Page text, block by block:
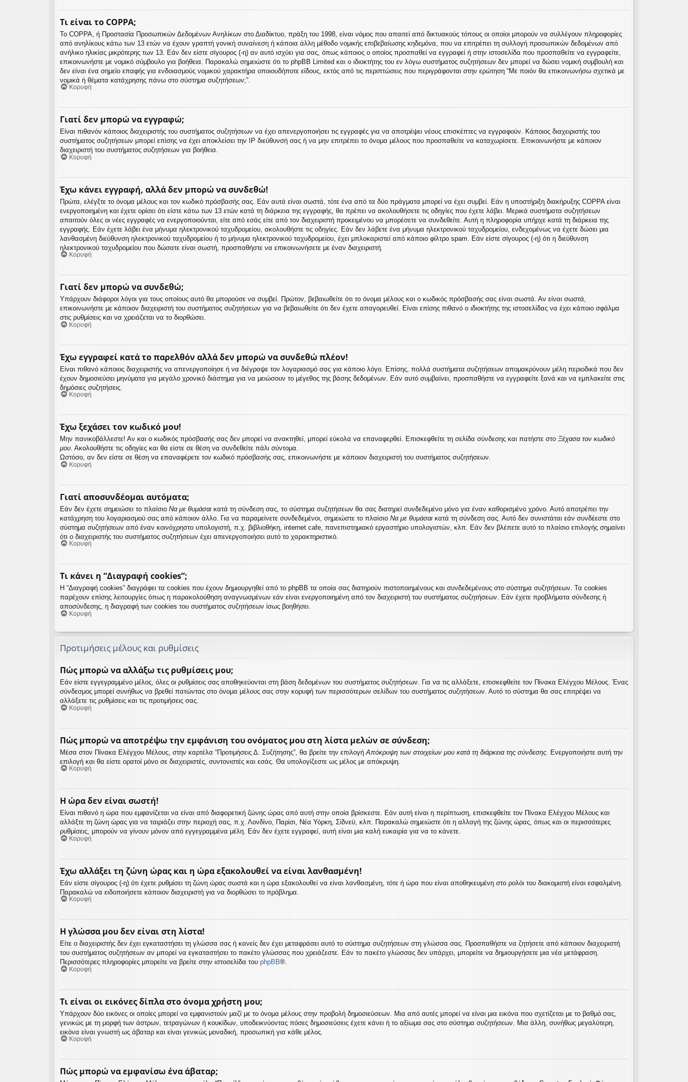
Τι είναι το COPPA;
Το COPPA, ή Προστασία Προσωπικών Δεδομένων Ανηλίκων στο Διαδίκτυο, πράξη του 1998, είναι νόμος που απαιτεί από δικτυακούς τόπους οι οποίοι μπορούν να συλλέγουν πληροφορίες
από ανηλίκους κάτω των 13 ετών να έχουν γραπτή γονική συναίνεση ή κάποια άλλη μέθοδο νομικής επιβεβαίωσης κηδεμόνα, που να επιτρέπει τη συλλογή προσωπικών δεδομένων από
ανήλικο ηλικίας μικρότερης των 13. Εάν δεν είστε σίγουρος (-η) αν αυτό ισχύει για σας, όπως κάποιος ο οποίος προσπαθεί να εγγραφεί ή στην ιστοσελίδα που προσπαθείτε να εγγραφείτε,
επικοινωνήστε με νομικό σύμβουλο για βοήθεια. Παρακαλώ σημειώστε ότι το phpBB Limited και ο ιδιοκτήτης του εν λόγω συστήματος συζητήσεων δεν μπορεί να δώσει νομική συμβουλή και
δεν είναι ένα σημείο επαφής για ενδοιασμούς νομικού χαρακτήρα οποιουδήποτε είδους, εκτός από τις περιπτώσεις που περιγράφονται στην ερώτηση “Με ποιόν θα επικοινωνήσω σχετικά με
νομικά ή θέματα κατάχρησης πάνω στο σύστημα συζητήσεων;”.
Κορυφή
Γιατί δεν μπορώ να εγγραφώ;
Είναι πιθανόν κάποιος διαχειριστής του συστήματος συζητήσεων να έχει απενεργοποιήσει τις εγγραφές για να αποτρέψει νέους επισκέπτες να εγγραφούν. Κάποιος διαχειριστής του
συστήματος συζητήσεων μπορεί επίσης να έχει αποκλείσει την IP διεύθυνσή σας ή να μην επιτρέπει το όνομα μέλους που προσπαθείτε να καταχωρίσετε. Επικοινωνήστε με κάποιον
διαχειριστή του συστήματος συζητήσεων για βοήθεια.
Κορυφή
Έχω κάνει εγγραφή, αλλά δεν μπορώ να συνδεθώ!
Πρώτα, ελέγξτε το όνομα μέλους και τον κωδικό πρόσβασής σας. Εάν αυτά είναι σωστά, τότε ένα από τα δύο πράγματα μπορεί να έχει συμβεί. Εάν η υποστήριξη διακήρυξης COPPA είναι
ενεργοποιημένη και έχετε ορίσει ότι είστε κάτω των 13 ετών κατά τη διάρκεια της εγγραφής, θα πρέπει να ακολουθήσετε τις οδηγίες που έχετε λάβει. Μερικά συστήματα συζητήσεων
απαιτούν όλες οι νέες εγγραφές να ενεργοποιούνται, είτε από εσάς είτε από τον διαχειριστή προκειμένου να μπορέσετε να συνδεθείτε. Αυτή η πληροφορία υπήρχε κατά τη διάρκεια της
εγγραφής. Εάν έχετε λάβει ένα μήνυμα ηλεκτρονικού ταχυδρομείου, ακολουθήστε τις οδηγίες. Εάν δεν λάβετε ένα μήνυμα ηλεκτρονικού ταχυδρομείου, ενδεχομένως να έχετε δώσει μια
λανθασμένη διεύθυνση ηλεκτρονικού ταχυδρομείου ή το μήνυμα ηλεκτρονικού ταχυδρομείου, έχει μπλοκαριστεί από κάποιο φίλτρο spam. Εάν είστε σίγουρος (-η) ότι η διεύθυνση
ηλεκτρονικού ταχυδρομείου που δώσατε είναι σωστή, προσπαθήστε να επικοινωνήσετε με έναν διαχειριστή.
Κορυφή
Γιατί δεν μπορώ να συνδεθώ;
Υπάρχουν διάφοροι λόγοι για τους οποίους αυτό θα μπορούσε να συμβεί. Πρώτον, βεβαιωθείτε ότι το όνομα μέλους και ο κωδικός πρόσβασής σας είναι σωστά. Αν είναι σωστά,
επικοινωνήστε με κάποιον διαχειριστή του συστήματος συζητήσεων για να βεβαιωθείτε ότι δεν έχετε απαγορευθεί. Είναι επίσης πιθανό ο ιδιοκτήτης της ιστοσελίδας να έχει κάποιο σφάλμα
στις ρυθμίσεις και να χρειάζεται να το διορθώσει.
Κορυφή
Έχω εγγραφεί κατά το παρελθόν αλλά δεν μπορώ να συνδεθώ πλέον!
Είναι πιθανό κάποιος διαχειριστής να απενεργοποίησε ή να διέγραψε τον λογαριασμό σας για κάποιο λόγο. Επίσης, πολλά συστήματα συζητήσεων απομακρύνουν μέλη περιοδικά που δεν
έχουν δημοσιεύσει μηνύματα για μεγάλο χρονικό διάστημα για να μειώσουν το μέγεθος της βάσης δεδομένων. Εάν αυτό συμβαίνει, προσπαθήστε να εγγραφείτε ξανά και να εμπλακείτε στις
δημόσιες συζητήσεις.
Κορυφή
Έχω ξεχάσει τον κωδικό μου!
Μην πανικοβάλλεστε! Αν και ο κωδικός πρόσβασής σας δεν μπορεί να ανακτηθεί, μπορεί εύκολα να επαναφερθεί. Επισκεφθείτε τη σελίδα σύνδεσης και πατήστε στο Ξέχασα τον κωδικό
μου. Ακολουθήστε τις οδηγίες και θα είστε σε θέση να συνδεθείτε πάλι σύντομα.
Ωστόσο, αν δεν είστε σε θέση να επαναφέρετε τον κωδικό πρόσβασής σας, επικοινωνήστε με κάποιον διαχειριστή του συστήματος συζητήσεων.
Κορυφή
Γιατί αποσυνδέομαι αυτόματα;
Εάν δεν έχετε σημειώσει το πλαίσιο Να με θυμάσαι κατά τη σύνδεση σας, το σύστημα συζητήσεων θα σας διατηρεί συνδεδεμένο μόνο για έναν καθορισμένο χρόνο. Αυτό αποτρέπει την
κατάχρηση του λογαριασμού σας από κάποιον άλλο. Για να παραμείνετε συνδεδεμένοι, σημειώστε το πλαίσιο Να με θυμάσαι κατά τη σύνδεση σας. Αυτό δεν συνιστάται εάν συνδέεστε στο
σύστημα συζητήσεων από έναν κοινόχρηστο υπολογιστή, π.χ. βιβλιοθήκη, internet cafe, πανεπιστημιακό εργαστήριο υπολογιστών, κλπ. Εάν δεν βλέπετε αυτό το πλαίσιο επιλογής σημαίνει
ότι ο διαχειριστής του συστήματος συζητήσεων έχει απενεργοποιήσει αυτό το χαρακτηριστικό.
Κορυφή
Τι κάνει η “Διαγραφή cookies”;
Η “Διαγραφή cookies” διαγράφει τα cookies που έχουν δημιουργηθεί από το phpBB τα οποία σας διατηρούν πιστοποιημένους και συνδεδεμένους στο σύστημα συζητήσεων. Τα cookies
παρέχουν επίσης λειτουργίες όπως η παρακολούθηση αναγνωσμένων εάν είναι ενεργοποιημένη από τον διαχειριστή του συστήματος συζητήσεων. Εάν έχετε προβλήματα σύνδεσης ή
αποσύνδεσης, η διαγραφή των cookies του συστήματος συζητήσεων ίσως βοηθήσει.
Κορυφή
Προτιμήσεις μέλους και ρυθμίσεις
Πώς μπορώ να αλλάξω τις ρυθμίσεις μου;
Εάν είστε εγγεγραμμένο μέλος, όλες οι ρυθμίσεις σας αποθηκεύονται στη βάση δεδομένων του συστήματος συζητήσεων. Για να τις αλλάξετε, επισκεφθείτε τον Πίνακα Ελέγχου Μέλους. Ένας
σύνδεσμος μπορεί συνήθως να βρεθεί πατώντας στο όνομα μέλους σας στην κορυφή των περισσότερων σελίδων του συστήματος συζητήσεων. Αυτό το σύστημα θα σας επιτρέψει να
αλλάξετε τις ρυθμίσεις και τις προτιμήσεις σας.
Κορυφή
Πώς μπορώ να αποτρέψω την εμφάνιση του ονόματος μου στη λίστα μελών σε σύνδεση;
Μέσα στον Πίνακα Ελέγχου Μέλους, στην καρτέλα “Προτιμήσεις Δ. Συζήτησης”, θα βρείτε την επιλογή Απόκρυψη των στοιχείων μου κατά τη διάρκεια της σύνδεσης . Ενεργοποιήστε αυτή την
επιλογή και θα είστε ορατοί μόνο σε διαχειριστές, συντονιστές και εσάς. Θα υπολογίζεστε ως μέλος με απόκρυψη.
Κορυφή
Η ώρα δεν είναι σωστή!
Είναι πιθανό η ώρα που εμφανίζεται να είναι από διαφορετική ζώνης ώρας από αυτή στην οποία βρίσκεστε. Εάν αυτή είναι η περίπτωση, επισκεφθείτε τον Πίνακα Ελέγχου Μέλους και
αλλάξτε τη ζώνη ώρας για να ταιριάζει στην περιοχή σας, π.χ. Λονδίνο, Παρίσι, Νέα Υόρκη, Σίδνεϋ, κλπ. Παρακαλώ σημειώστε ότι η αλλαγή της ζώνης ώρας, όπως και οι περισσότερες
ρυθμίσεις, μπορούν να γίνουν μόνον από εγγεγραμμένα μέλη. Εάν δεν έχετε εγγραφεί, αυτή είναι μια καλή ευκαιρία για να το κάνετε.
Κορυφή
Έχω αλλάξει τη ζώνη ώρας και η ώρα εξακολουθεί να είναι λανθασμένη!
Εάν είστε σίγουρος (-η) ότι έχετε ρυθμίσει τη ζώνη ώρας σωστά και η ώρα εξακολουθεί να είναι λανθασμένη, τότε ή ώρα που είναι αποθηκευμένη στο ρολόι του διακομιστή είναι εσφαλμένη.
Παρακαλώ να ειδοποιήσετε κάποιον διαχειριστή για να διορθώσει το πρόβλημα.
Κορυφή
Η γλώσσα μου δεν είναι στη λίστα!
Είτε ο διαχειριστής δεν έχει εγκαταστήσει τη γλώσσα σας ή κανείς δεν έχει μεταφράσει αυτό το σύστημα συζητήσεων στη γλώσσα σας. Προσπαθήστε να ζητήσετε από κάποιον διαχειριστή
του συστήματος συζητήσεων αν μπορεί να εγκαταστήσει το πακέτο γλώσσας που χρειάζεστε. Εάν το πακέτο γλώσσας δεν υπάρχει, μπορείτε να δημιουργήσετε μια νέα μετάφραση.
Περισσότερες πληροφορίες μπορείτε να βρείτε στην ιστοσελίδα του phpBB®.
Κορυφή
Τι είναι οι εικόνες δίπλα στο όνομα χρήστη μου;
Υπάρχουν δύο εικόνες οι οποίες μπορεί να εμφανιστούν μαζί με το όνομα μέλους στην προβολή δημοσιεύσεων. Μια από αυτές μπορεί να είναι μια εικόνα που σχετίζεται με το βαθμό σας,
γενικώς με τη μορφή των άστρων, τετραγώνων ή κουκίδων, υποδεικνύοντας πόσες δημοσιεύσεις έχετε κάνει ή το αξίωμα σας στο σύστημα συζητήσεων. Μια άλλη, συνήθως μεγαλύτερη,
εικόνα είναι γνωστή ως άβαταρ και είναι γενικώς μοναδική, προσωπική για κάθε μέλος.
Κορυφή
Πώς μπορώ να εμφανίσω ένα άβαταρ;